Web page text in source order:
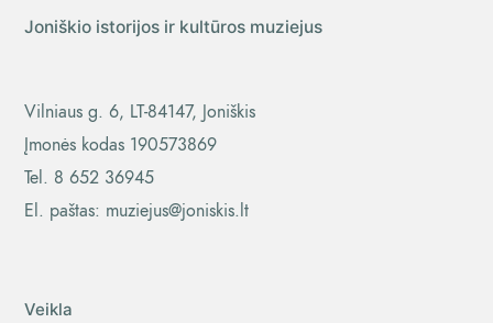
Joniškio istorijos ir kultūros muziejus
Vilniaus g. 6, LT-84147, Joniškis
Įmonės kodas 190573869
Tel. 8 652 36945
El. paštas: muziejus@joniskis.lt
Veikla